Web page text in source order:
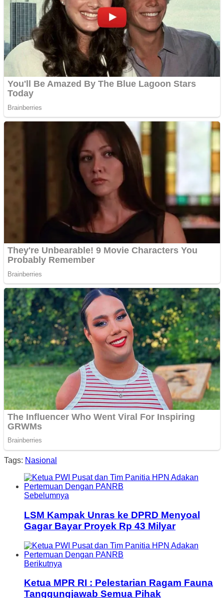
Tags: Nasional
Sebelumnya
LSM Kampak Unras ke DPRD Menyoal
Gagar Bayar Proyek Rp 43 Milyar
Berikutnya
Ketua MPR RI : Pelestarian Ragam Fauna
Tanggungjawab Semua Pihak